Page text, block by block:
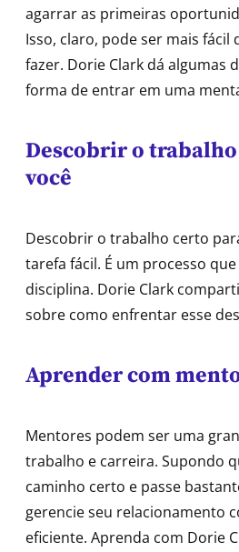
agarrar as primeiras
Isso, claro, pode ser mais fácil
fazer. Dorie Clark dá algumas
forma de entrar em uma
Descobrir o
você
Descobrir o trabalho certo
tarefa fácil. É um processo
disciplina. Dorie Clark
sobre como enfrentar esse
Aprender com
Mentores podem ser uma
trabalho e carreira. Supondo
caminho certo e passe
gerencie seu relacionamento
eficiente. Aprenda com Dorie